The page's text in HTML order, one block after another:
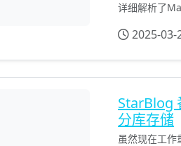
详细解析了
2025-03-
StarBlog
分库存储
虽然现在工